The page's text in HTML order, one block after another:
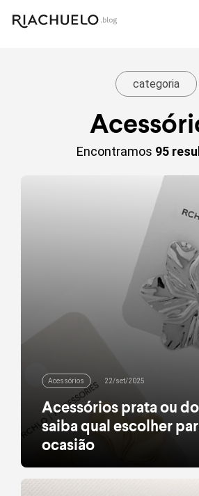
categoria
Encontramos 95
Acessórios 22/set/2025
Acessórios prata ou
saiba qual escolher
ocasião
Prata ou dourado? Aprenda como
acessório ideal para cada ocasião